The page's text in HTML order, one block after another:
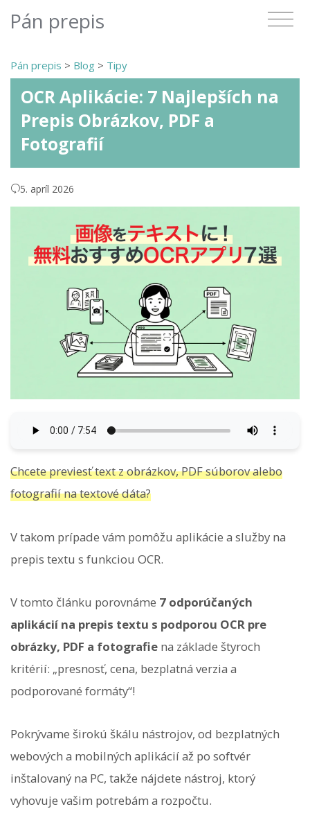
Pán prepis
Pán prepis > Blog > Tipy
OCR Aplikácie: 7 Najlepších na
Prepis Obrázkov, PDF a
Fotografií
5. apríl 2026
Chcete previesť text z obrázkov, PDF súborov alebo
fotografií na textové dáta?
V takom prípade vám pomôžu aplikácie a služby na
prepis textu s funkciou OCR.
V tomto článku porovnáme 7 odporúčaných
aplikácií na prepis textu s podporou OCR pre
obrázky, PDF a fotografie na základe štyroch
kritérií: „presnosť, cena, bezplatná verzia a
podporované formáty“!
Pokrývame širokú škálu nástrojov, od bezplatných
webových a mobilných aplikácií až po softvér
inštalovaný na PC, takže nájdete nástroj, ktorý
vyhovuje vašim potrebám a rozpočtu.